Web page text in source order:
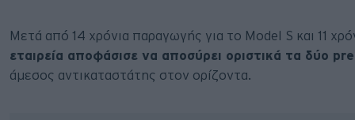
Μετά από 14 χρόνια παραγωγής για το Model S και 11
εταιρεία αποφάσισε να αποσύρει οριστικά τα δύο
άμεσος αντικαταστάτης στον ορίζοντα.